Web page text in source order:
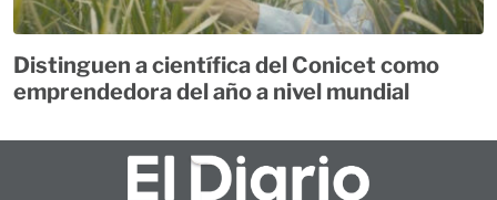
Distinguen a científica del Conicet como
emprendedora del año a nivel mundial